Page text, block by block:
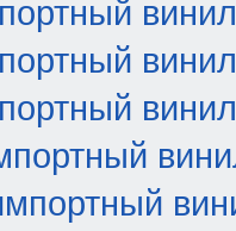
винил
винил
винил